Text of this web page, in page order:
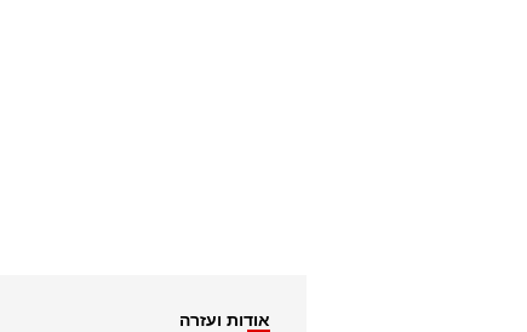
אודות ועזרה